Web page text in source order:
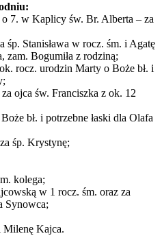
7. w Kaplicy św. Br. Alberta – za
Stanisława w rocz. śm. i Agatę
zam. Bogumiła z rodziną;
rocz. urodzin Marty o Boże bł. i
ojca św. Franciszka z ok. 12
bł. i potrzebne łaski dla Olafa
śp. Krystynę;
kolega;
w 1 rocz. śm. oraz za
Synowca;
Milenę Kajca.